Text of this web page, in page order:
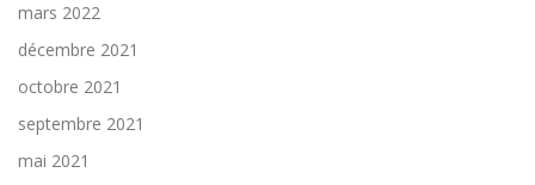
mars 2022
décembre 2021
octobre 2021
septembre 2021
mai 2021